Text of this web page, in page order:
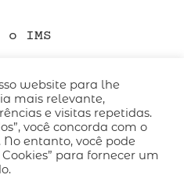
o IMS
website para lhe
mais relevante,
e visitas repetidas.
você concorda com o
No entanto, você pode
para fornecer um